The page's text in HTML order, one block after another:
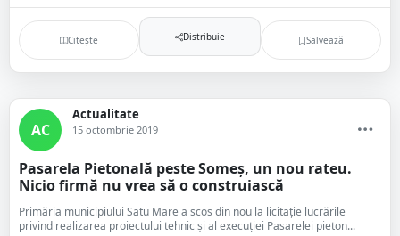
Citește Distribuie Salvează
AC
Actualitate
15 octombrie 2019
Pasarela Pietonală peste Someș, un nou rateu.
Nicio firmă nu vrea să o construiască
Primăria municipiului Satu Mare a scos din nou la licitație lucrările
privind realizarea proiectului tehnic și al execuției Pasarelei pieton...